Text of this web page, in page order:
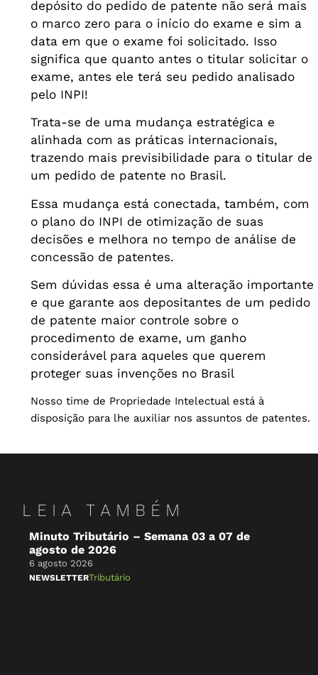
depósito do pedido de patente não será mais
o marco zero para o início do exame e sim a
data em que o exame foi solicitado. Isso
significa que quanto antes o titular solicitar o
exame, antes ele terá seu pedido analisado
pelo INPI!
Trata-se de uma mudança estratégica e
alinhada com as práticas internacionais,
trazendo mais previsibilidade para o titular de
um pedido de patente no Brasil.
Essa mudança está conectada, também, com
o plano do INPI de otimização de suas
decisões e melhora no tempo de análise de
concessão de patentes.
Sem dúvidas essa é uma alteração importante
e que garante aos depositantes de um pedido
de patente maior controle sobre o
procedimento de exame, um ganho
considerável para aqueles que querem
proteger suas invenções no Brasil
Nosso time de Propriedade Intelectual está à
disposição para lhe auxiliar nos assuntos de patentes.
LEIA TAMBÉM
Minuto Tributário – Semana 03 a 07 de
agosto de 2026
6 agosto 2026
NEWSLETTERTributário